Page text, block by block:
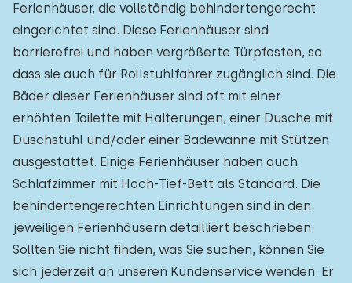
Ferienhäuser, die vollständig behindertengerecht
eingerichtet sind. Diese Ferienhäuser sind
barrierefrei und haben vergrößerte Türpfosten, so
dass sie auch für Rollstuhlfahrer zugänglich sind. Die
Bäder dieser Ferienhäuser sind oft mit einer
erhöhten Toilette mit Halterungen, einer Dusche mit
Duschstuhl und/oder einer Badewanne mit Stützen
ausgestattet. Einige Ferienhäuser haben auch
Schlafzimmer mit Hoch-Tief-Bett als Standard. Die
behindertengerechten Einrichtungen sind in den
jeweiligen Ferienhäusern detailliert beschrieben.
Sollten Sie nicht finden, was Sie suchen, können Sie
sich jederzeit an unseren Kundenservice wenden. Er